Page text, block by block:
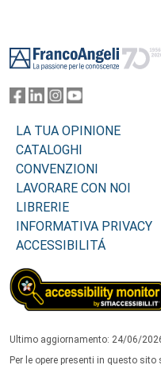
LA TUA OPINIONE
CATALOGHI
CONVENZIONI
LAVORARE CON NOI
LIBRERIE
INFORMATIVA PRIVACY
ACCESSIBILITÁ
Ultimo aggiornamento: 24/06/
Per le opere presenti in questo